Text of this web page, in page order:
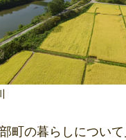
町の暮らしについて